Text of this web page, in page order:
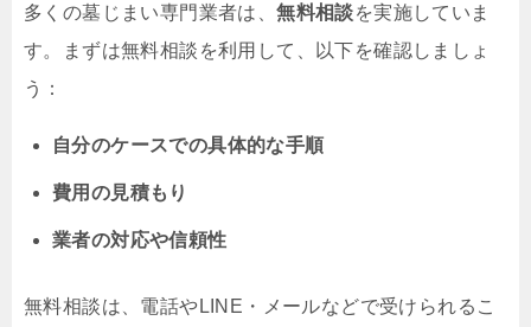
多くの墓じまい専門業者は、無料相談を実施していま
す。まずは無料相談を利用して、以下を確認しましょ
う：
自分のケースでの具体的な手順
費用の見積もり
業者の対応や信頼性
無料相談は、電話やLINE・メールなどで受けられるこ